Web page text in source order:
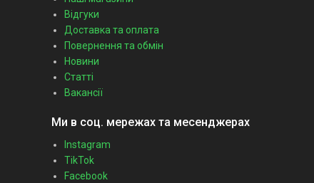
Відгуки
Доставка та оплата
Повернення та обмін
Новини
Статті
Вакансії
Ми в соц. мережах та месенджерах
Instagram
TikTok
Facebook